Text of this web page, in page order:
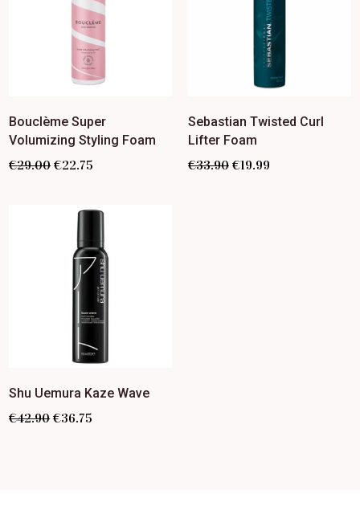
Bouclème Super
Volumizing Styling Foam
€29.00 €22.75
Sebastian Twisted Curl
Lifter Foam
€33.90 €19.99
Shu Uemura Kaze Wave
€42.90 €36.75